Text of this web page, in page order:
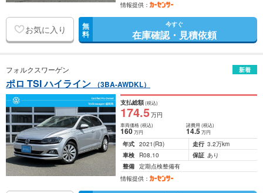
情報提供：
お気に入り 無
料
今すぐ
在庫確認・見積依頼
フォルクスワーゲン 新着
ポロ TSI ハイライン （3BA-AWDKL）
支払総額(税込)
174.5万円
車両価格(税込)
160万円
諸費用 (税込)
14.5 万円
年式 2021(R3) 走行 3.2万km
車検
R08.10 保証 あり
整備 定期点検整備有
情報提供：